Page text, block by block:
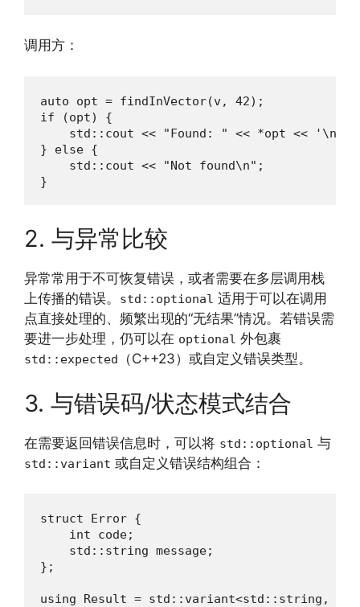
调用方：
auto opt = findInVector(v, 42);
if (opt) {
    std::cout << "Found: " << *opt << '\n';
} else {
    std::cout << "Not found\n";
}
2. 与异常比较
异常常用于不可恢复错误，或者需要在多层调用栈
上传播的错误。
std::optional 适用于可以在调用
点直接处理的、频繁出现的“无结果”情况。若错误需
要进一步处理，仍可以在 optional 外包裹
std::expected （C++23）或自定义错误类型。
3. 与错误码/状态模式结合
在需要返回错误信息时，可以将 std::optional 与
std::variant 或自定义错误结构组合：
struct Error {
    int code;
    std::string message;
};
using Result = std::variant<std::string,